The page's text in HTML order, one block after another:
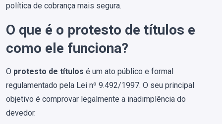
política de cobrança mais segura.
O que é o protesto de títulos e
como ele funciona?
O protesto de títulos é um ato público e formal
regulamentado pela Lei nº 9.492/1997. O seu principal
objetivo é comprovar legalmente a inadimplência do
devedor.